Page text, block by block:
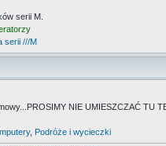
serii M.
serii ///M
NIE UMIESZCZAĆ TU
, Podróże i wycieczki